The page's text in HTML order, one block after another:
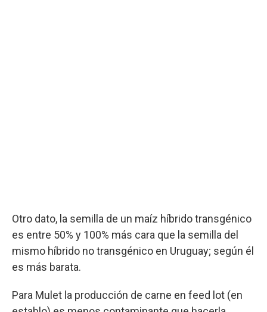
Otro dato, la semilla de un maíz híbrido transgénico
es entre 50% y 100% más cara que la semilla del
mismo híbrido no transgénico en Uruguay; según él
es más barata.
Para Mulet la producción de carne en feed lot (en